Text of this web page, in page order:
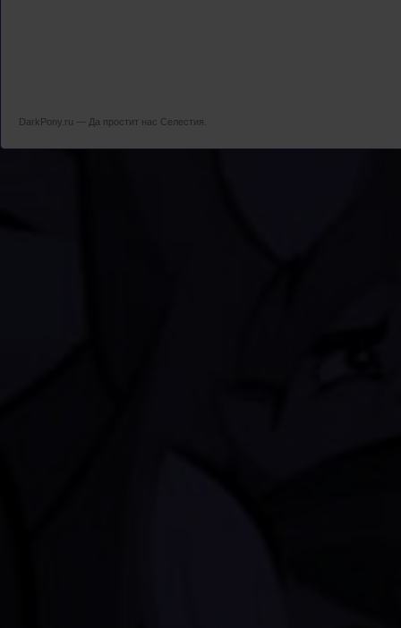
DarkPony.ru — Да простит нас Селестия.